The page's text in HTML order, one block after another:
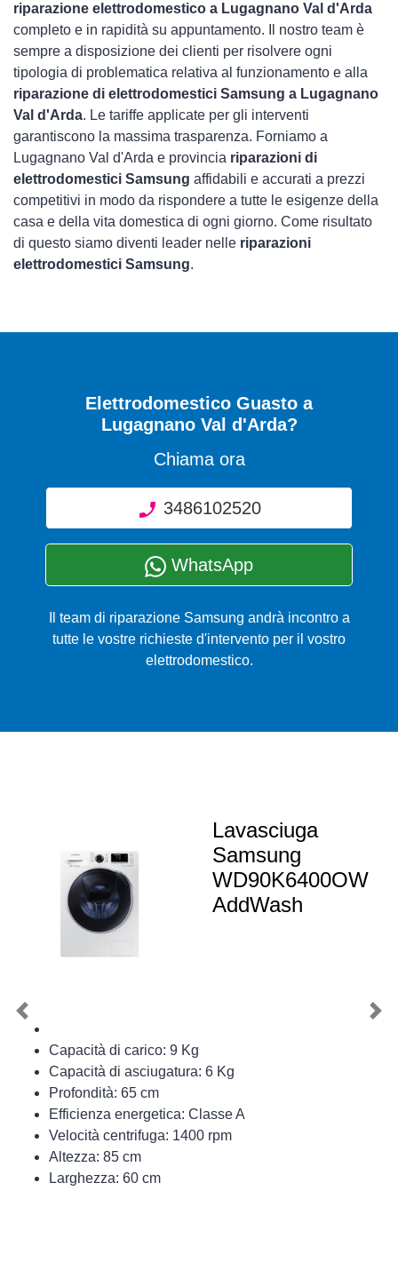
riparazione elettrodomestico a Lugagnano Val d'Arda
completo e in rapidità su appuntamento. Il nostro team è
sempre a disposizione dei clienti per risolvere ogni
tipologia di problematica relativa al funzionamento e alla
riparazione di elettrodomestici Samsung a Lugagnano
Val d'Arda. Le tariffe applicate per gli interventi
garantiscono la massima trasparenza. Forniamo a
Lugagnano Val d'Arda e provincia riparazioni di
elettrodomestici Samsung affidabili e accurati a prezzi
competitivi in modo da rispondere a tutte le esigenze della
casa e della vita domestica di ogni giorno. Come risultato
di questo siamo diventi leader nelle riparazioni
elettrodomestici Samsung.
Elettrodomestico Guasto a
Lugagnano Val d'Arda?
Chiama ora
3486102520
WhatsApp
Il team di riparazione Samsung andrà incontro a
tutte le vostre richieste d'intervento per il vostro
elettrodomestico.
Lavasciuga
Samsung
WD90K6400OW
AddWash
Capacità di carico: 9 Kg
Capacità di asciugatura: 6 Kg
Profondità: 65 cm
Efficienza energetica: Classe A
Velocità centrifuga: 1400 rpm
Altezza: 85 cm
Larghezza: 60 cm
Previous